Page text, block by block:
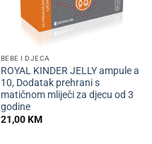
BEBE I DJECA
ROYAL KINDER JELLY ampule a
10, Dodatak prehrani s
matičnom mliječi za djecu od 3
godine
21,00KM